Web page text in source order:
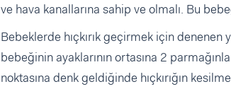
ve hava kanallarına sahip ve olmalı. Bu
Bebeklerde hıçkırık geçirmek için
bebeğinin ayaklarının ortasına 2 parmağınla
noktasına denk geldiğinde hıçkırığın